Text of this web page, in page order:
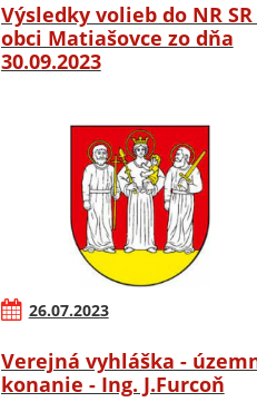
Výsledky volieb do NR SR
obci Matiašovce zo dňa
30.09.2023
26.07.2023
Verejná vyhláška -
konanie - Ing. J.Furcoň